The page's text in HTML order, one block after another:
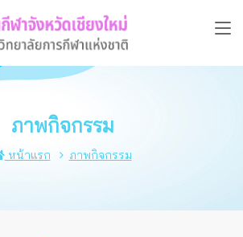
ภาพกิจกรรม
หน้าแรก ภาพกิจกรรม